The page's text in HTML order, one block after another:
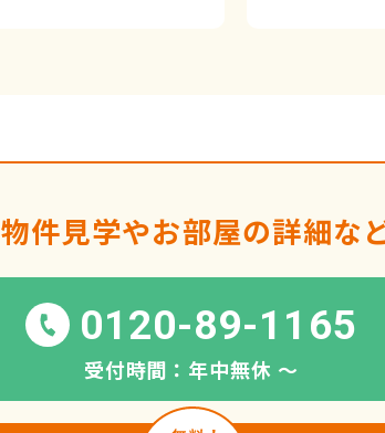
物件見学やお部屋の詳細な
0120-89-1165
受付時間：年中無休 〜